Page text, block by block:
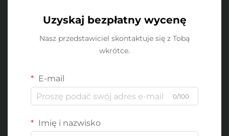
Uzyskaj bezpłatny wycenę
Nasz przedstawiciel skontaktuje się z Tobą
wkrótce.
E-mail
0/100
Imię i nazwisko